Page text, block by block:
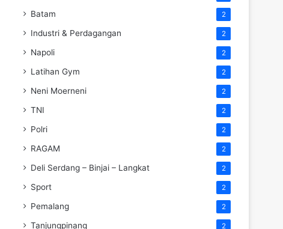
Batam 2
Industri & Perdagangan 2
Napoli 2
Latihan Gym 2
Neni Moerneni 2
TNI 2
Polri 2
RAGAM 2
Deli Serdang – Binjai – Langkat 2
Sport 2
Pemalang 2
Tanjungpinang 2